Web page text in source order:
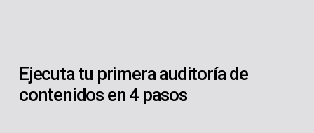
Ejecuta tu primera auditoría de
contenidos en 4 pasos